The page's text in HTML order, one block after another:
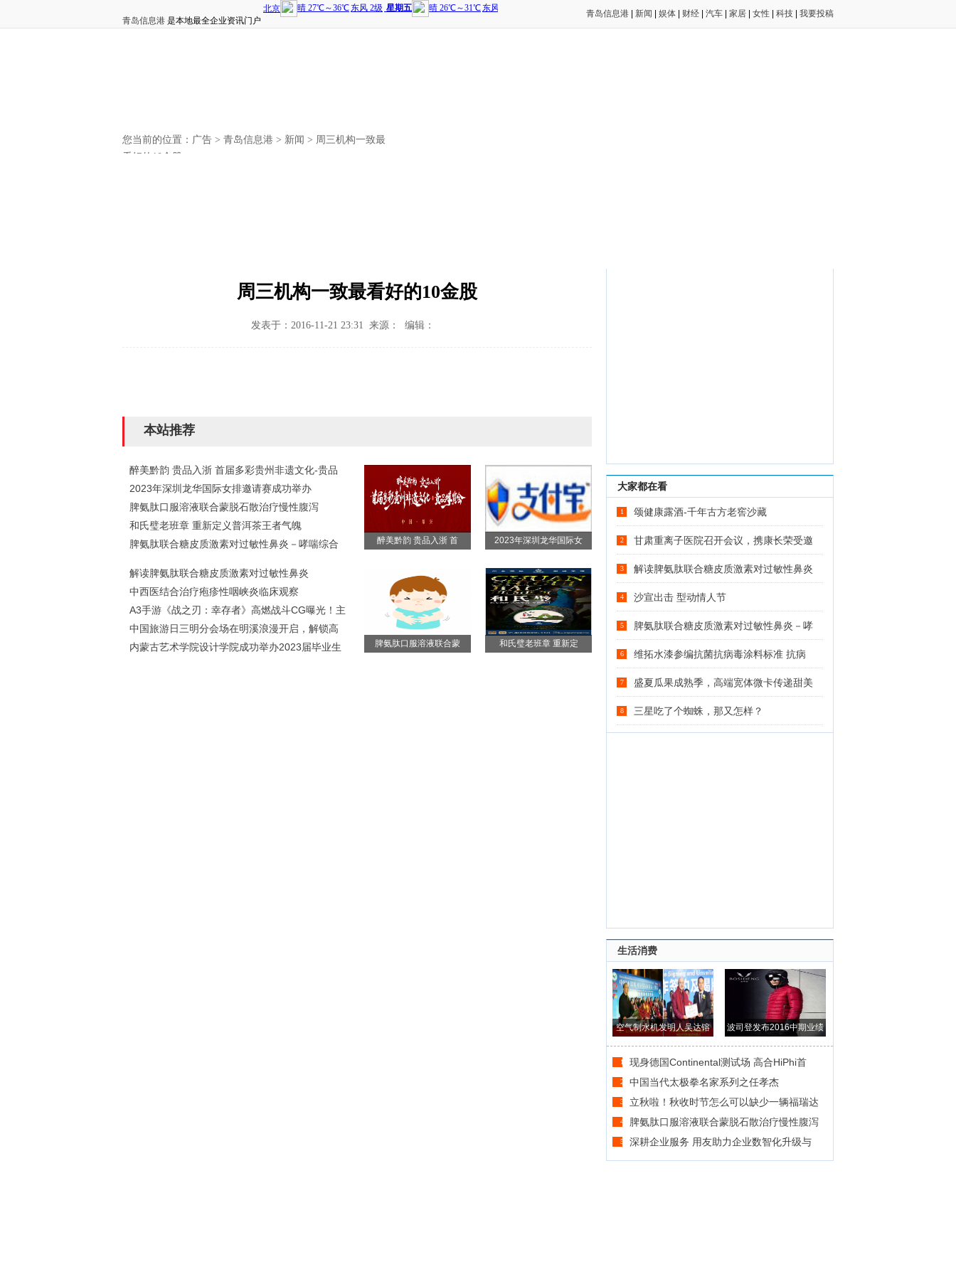
青岛信息港 是本地最全企业资讯门户
青岛信息港 新闻 娱体 财经 汽车 家居 女性 科技 我要投稿
您当前的位置： 广告 > 青岛信息港 > 新闻 > 周三机构一致最
看好的10金股
周三机构一致最看好的10金股
发表于：2016-11-21 23:31 来源： 编辑：
本站推荐
醉美黔韵 贵品入浙 首届多彩贵州非遗文化-贵品
2023年深圳龙华国际女排邀请赛成功举办
脾氨肽口服溶液联合蒙脱石散治疗慢性腹泻
和氏璧老班章 重新定义普洱茶王者气魄
脾氨肽联合糖皮质激素对过敏性鼻炎－哮喘综合
解读脾氨肽联合糖皮质激素对过敏性鼻炎
中西医结合治疗疱疹性咽峡炎临床观察
A3手游《战之刃：幸存者》高燃战斗CG曝光！主
中国旅游日三明分会场在明溪浪漫开启，解锁高
内蒙古艺术学院设计学院成功举办2023届毕业生
醉美黔韵 贵品入浙 首 2023年深圳龙华国际女
脾氨肽口服溶液联合蒙 和氏璧老班章 重新定
大家都在看
1 颂健康露酒-千年古方老窖沙藏
2 甘肃重离子医院召开会议，携康长荣受邀
3 解读脾氨肽联合糖皮质激素对过敏性鼻炎
4 沙宣出击 型动情人节
5 脾氨肽联合糖皮质激素对过敏性鼻炎－哮
6 维拓水漆参编抗菌抗病毒涂料标准 抗病
7 盛夏瓜果成熟季，高端宽体微卡传递甜美
8 三星吃了个蜘蛛，那又怎样？
生活消费
空气制水机发明人吴达镕
受聘西促会经
波司登发布2016中期业绩
营收净利双增
1 现身德国Continental测试场 高合HiPhi首
2 中国当代太极拳名家系列之任孝杰
3 立秋啦！秋收时节怎么可以缺少一辆福瑞达
4 脾氨肽口服溶液联合蒙脱石散治疗慢性腹泻
5 深耕企业服务 用友助力企业数智化升级与